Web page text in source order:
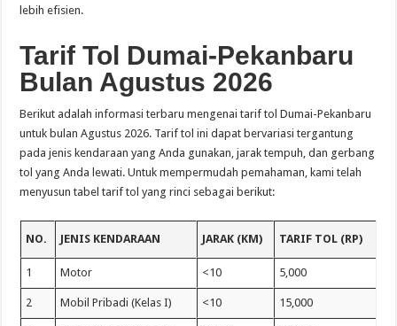
lebih efisien.
Tarif Tol Dumai-Pekanbaru
Bulan Agustus 2026
Berikut adalah informasi terbaru mengenai tarif tol Dumai-Pekanbaru
untuk bulan Agustus 2026. Tarif tol ini dapat bervariasi tergantung
pada jenis kendaraan yang Anda gunakan, jarak tempuh, dan gerbang
tol yang Anda lewati. Untuk mempermudah pemahaman, kami telah
menyusun tabel tarif tol yang rinci sebagai berikut:
NO. JENIS KENDARAAN JARAK (KM) TARIF TOL (RP)
1 Motor <10 5,000
2 Mobil Pribadi (Kelas I) <10 15,000